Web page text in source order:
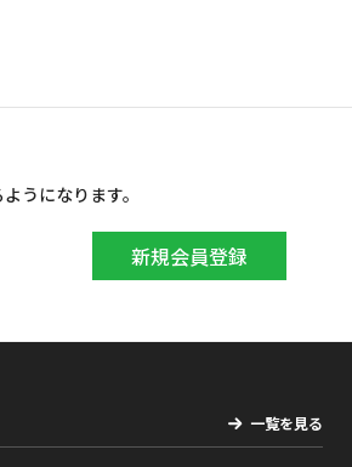
うになります。
一覧を見る